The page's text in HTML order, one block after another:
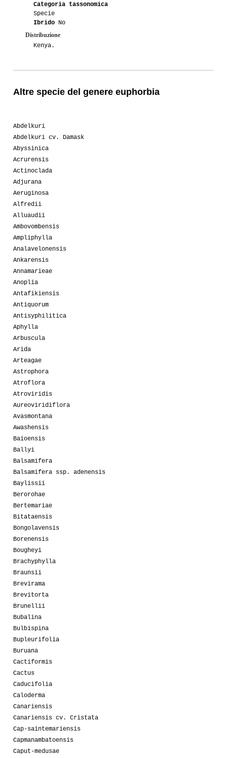
Categoria tassonomica
Specie
Ibrido No
Distribuzione
Kenya.
Altre specie del genere euphorbia
Abdelkuri
Abdelkuri cv. Damask
Abyssinica
Acrurensis
Actinoclada
Adjurana
Aeruginosa
Alfredii
Alluaudii
Ambovombensis
Ampliphylla
Analavelonensis
Ankarensis
Annamarieae
Anoplia
Antafikiensis
Antiquorum
Antisyphilitica
Aphylla
Arbuscula
Arida
Arteagae
Astrophora
Atroflora
Atroviridis
Aureoviridiflora
Avasmontana
Awashensis
Baioensis
Ballyi
Balsamifera
Balsamifera ssp. adenensis
Baylissii
Berorohae
Bertemariae
Bitataensis
Bongolavensis
Borenensis
Bougheyi
Brachyphylla
Braunsii
Brevirama
Brevitorta
Brunellii
Bubalina
Bulbispina
Bupleurifolia
Buruana
Cactiformis
Cactus
Caducifolia
Caloderma
Canariensis
Canariensis cv. Cristata
Cap-saintemariensis
Capmanambatoensis
Caput-medusae